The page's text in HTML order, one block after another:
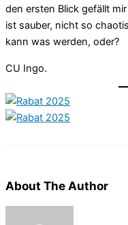
den ersten Blick gefällt
ist sauber, nicht so
kann was werden, oder?
CU Ingo.
About The Author